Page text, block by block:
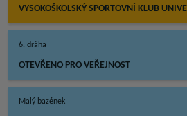
VYSOKOŠKOLSKÝ SPORTOVNÍ KLUB
6. dráha
OTEVŘENO PRO VEŘEJNOST
Malý bazének